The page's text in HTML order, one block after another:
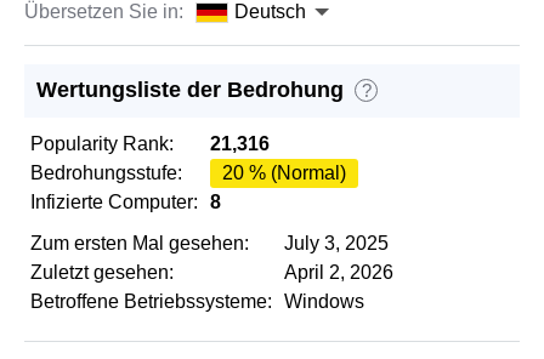
Übersetzen Sie in:
Deutsch
Wertungsliste der Bedrohung ?
Popularity Rank:
21,316
Bedrohungsstufe:
20 % (Normal)
Infizierte Computer:
8
Zum ersten Mal gesehen:
July 3, 2025
Zuletzt gesehen:
April 2, 2026
Betroffene Betriebssysteme:
Windows